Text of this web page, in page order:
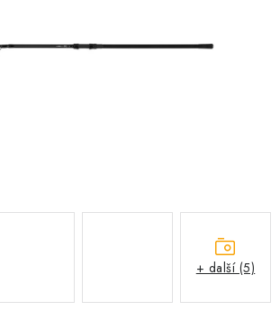
+ další (5)